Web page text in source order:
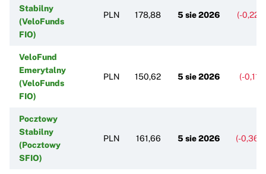
Stabilny
(VeloFunds
FIO)
PLN 178,88 5 sie 2026 (-
VeloFund
Emerytalny
(VeloFunds
FIO)
PLN 150,62 5 sie 2026 (-
Pocztowy
Stabilny
(Pocztowy
SFIO)
PLN 161,66 5 sie 2026 (-